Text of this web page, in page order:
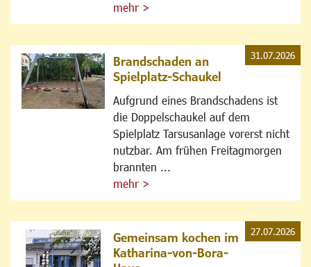
mehr >
Brandschaden an
Spielplatz-Schaukel
Aufgrund eines Brandschadens ist
die Doppelschaukel auf dem
Spielplatz Tarsusanlage vorerst nicht
nutzbar. Am frühen Freitagmorgen
brannten ...
mehr >
31.07.2026
Gemeinsam kochen im
Katharina-von-Bora-
27.07.2026